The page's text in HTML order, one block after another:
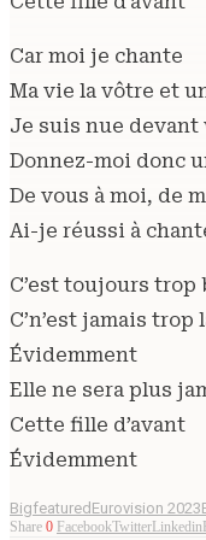
Car moi je chante
Ma vie la vôtre et
Je suis nue devant
Donnez-moi donc
De vous à moi, de
Ai-je réussi à
C’est toujours trop
C’n’est jamais
Évidemment
Elle ne sera plus
Cette fille d’avant
Évidemment
BigfeaturedEurovision 2023
Share 0 FacebookTwitterLinkedin